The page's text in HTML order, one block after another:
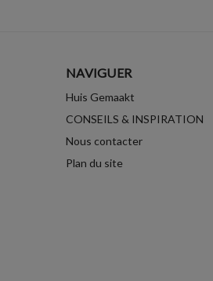
NAVIGUER
Huis Gemaakt
CONSEILS & INSPIRATION
Nous contacter
Plan du site